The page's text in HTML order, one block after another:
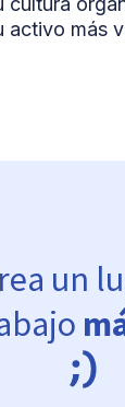
activo más
un